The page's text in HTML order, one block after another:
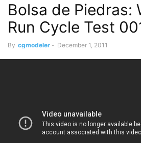
Bolsa de Piedras:
Run Cycle Test
By cgmodeler - December 1, 2011